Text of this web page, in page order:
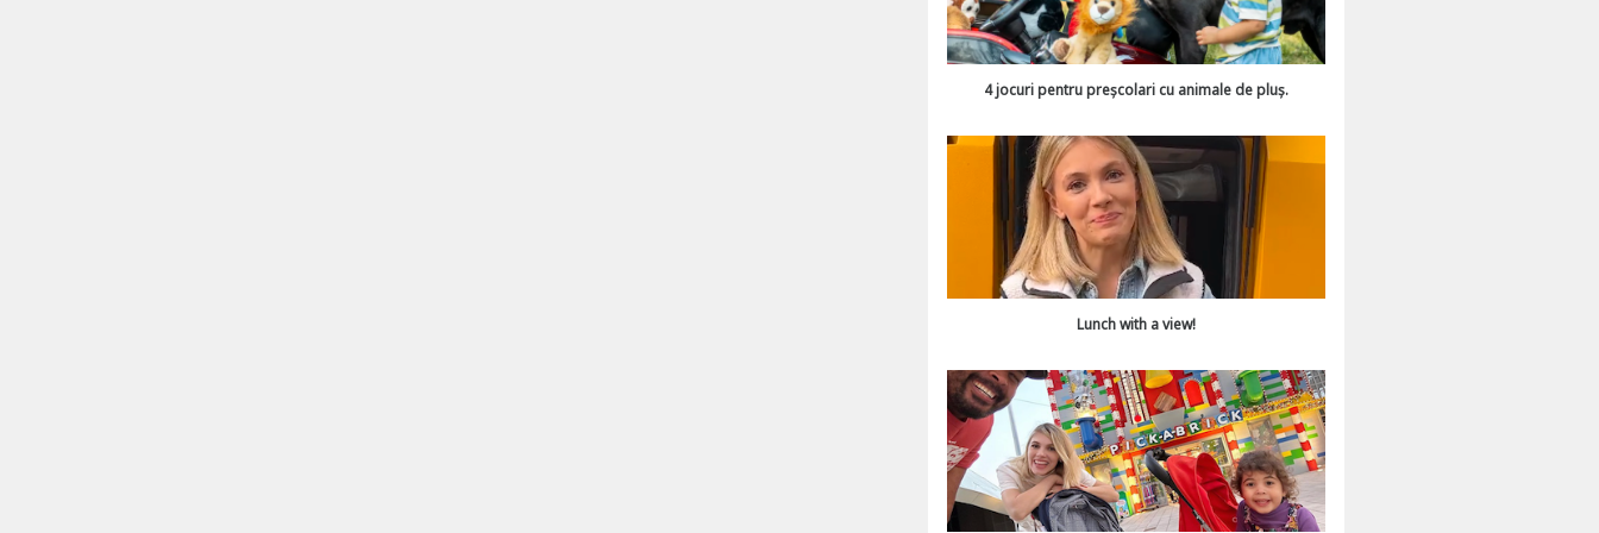
4 jocuri pentru preșcolari cu animale de pluș.
Lunch with a view!